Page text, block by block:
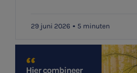
29 juni 2026 5 minuten